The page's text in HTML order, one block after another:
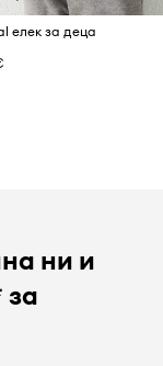
елек за деца
ни и
за